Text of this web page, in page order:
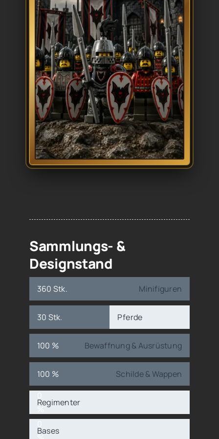
Sammlungs- &
Designstand
360 Stk. Minifiguren
30 Stk. Pferde
100 % Bewaffnung & Ausrüstung
100 %
Schilde & Wappen
%
Regimenter
Bases